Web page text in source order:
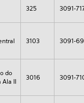
325 3091-
3103 3091-
do
Ala II
3016 3091-